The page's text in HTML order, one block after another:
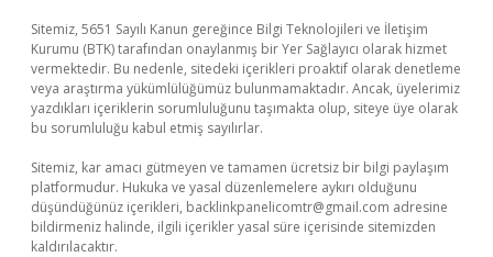
Sitemiz, 5651 Sayılı Kanun gereğince Bilgi Teknolojileri ve İletişim
Kurumu (BTK) tarafından onaylanmış bir Yer Sağlayıcı olarak hizmet
vermektedir. Bu nedenle, sitedeki içerikleri proaktif olarak denetleme
veya araştırma yükümlülüğümüz bulunmamaktadır. Ancak, üyelerimiz
yazdıkları içeriklerin sorumluluğunu taşımakta olup, siteye üye olarak
bu sorumluluğu kabul etmiş sayılırlar.
Sitemiz, kar amacı gütmeyen ve tamamen ücretsiz bir bilgi paylaşım
platformudur. Hukuka ve yasal düzenlemelere aykırı olduğunu
düşündüğünüz içerikleri, backlinkpanelicomtr@gmail.com adresine
bildirmeniz halinde, ilgili içerikler yasal süre içerisinde sitemizden
kaldırılacaktır.